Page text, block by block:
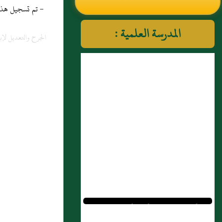
النووي رحمهم الله تعالى
المدرسة العلمية :
1 : أَحمد بن محمد بن أَنس، أَبو العباس
- تم تسجيل هذه
الجرح والتعديل